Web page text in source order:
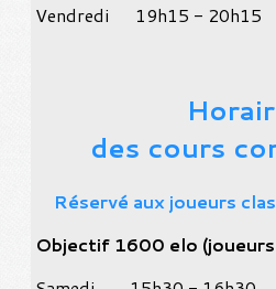
Vendredi 19h15 -
des cours
Réservé aux joueurs
Objectif 1600 elo